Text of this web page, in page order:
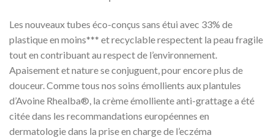
Les nouveaux tubes éco-conçus sans étui avec 33% de
plastique en moins*** et recyclable respectent la peau fragile
tout en contribuant au respect de l’environnement.
Apaisement et nature se conjuguent, pour encore plus de
douceur. Comme tous nos soins émollients aux plantules
d’Avoine Rhealba®, la crème émolliente anti-grattage a été
citée dans les recommandations européennes en
dermatologie dans la prise en charge de l’eczéma